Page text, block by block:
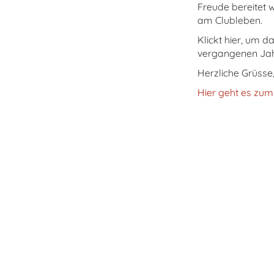
Freude bereitet
am Clubleben.
Klickt hier, um
vergangenen
Herzliche
Hier geht es